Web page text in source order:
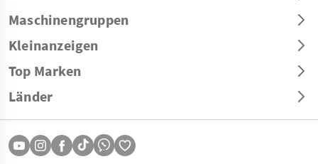
Maschinengruppen
Kleinanzeigen
Top Marken
Länder